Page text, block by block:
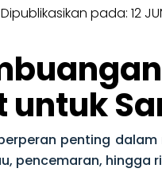
Dipublikasikan pada: 12
untuk
penting
pencemaran, hingga